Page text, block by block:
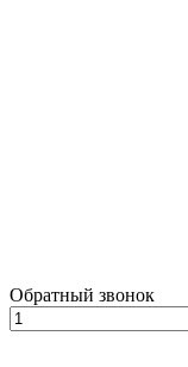
Обратный звонок